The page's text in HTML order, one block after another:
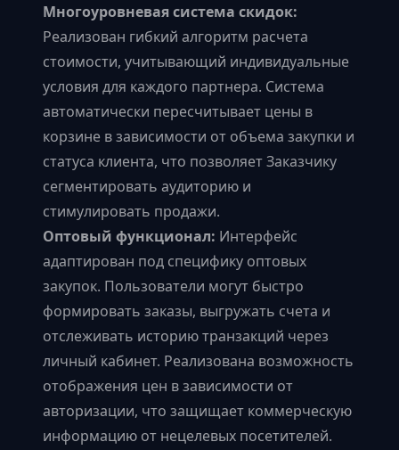
Многоуровневая система скидок:
Реализован гибкий алгоритм расчета
стоимости, учитывающий индивидуальные
условия для каждого партнера. Система
автоматически пересчитывает цены в
корзине в зависимости от объема закупки и
статуса клиента, что позволяет Заказчику
сегментировать аудиторию и
стимулировать продажи.
Оптовый функционал: Интерфейс
адаптирован под специфику оптовых
закупок. Пользователи могут быстро
формировать заказы, выгружать счета и
отслеживать историю транзакций через
личный кабинет. Реализована возможность
отображения цен в зависимости от
авторизации, что защищает коммерческую
информацию от нецелевых посетителей.